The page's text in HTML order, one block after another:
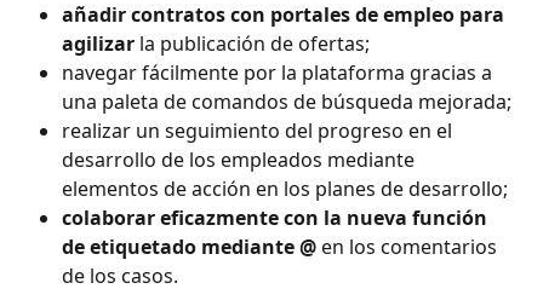
añadir contratos con portales de empleo para
agilizar la publicación de ofertas;
navegar fácilmente por la plataforma gracias a
una paleta de comandos de búsqueda mejorada;
realizar un seguimiento del progreso en el
desarrollo de los empleados mediante
elementos de acción en los planes de desarrollo;
colaborar eficazmente con la nueva función
de etiquetado mediante @ en los comentarios
de los casos.